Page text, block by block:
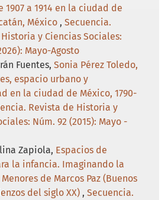
a 1914 en la ciudad de
México , Secuencia.
y Ciencias Sociales:
Mayo-Agosto
Fuentes, Sonia Pérez Toledo,
espacio urbano y
en la ciudad de México, 1790-
Revista de Historia y
Núm. 92 (2015): Mayo -
Zapiola, Espacios de
la infancia. Imaginando la
de Marcos Paz (Buenos
del siglo XX) , Secuencia.